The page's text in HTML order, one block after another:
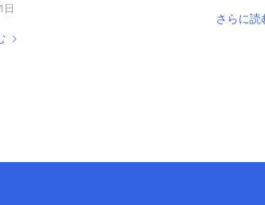
日
さらに読